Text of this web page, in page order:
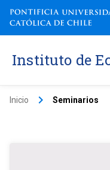
Instituto de
Inicio keyboard_arrow_right Seminarios